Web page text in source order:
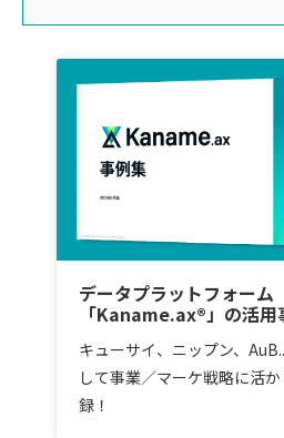
データプラットフォーム
「Kaname.ax®」の活用
キューサイ、ニップン、
して事業／マーケ戦略に活
録！